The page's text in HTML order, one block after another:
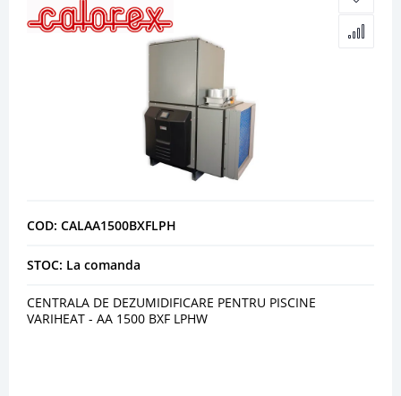
COD: CALAA1500BXFLPH
STOC: La comanda
CENTRALA DE DEZUMIDIFICARE PENTRU PISCINE
VARIHEAT - AA 1500 BXF LPHW